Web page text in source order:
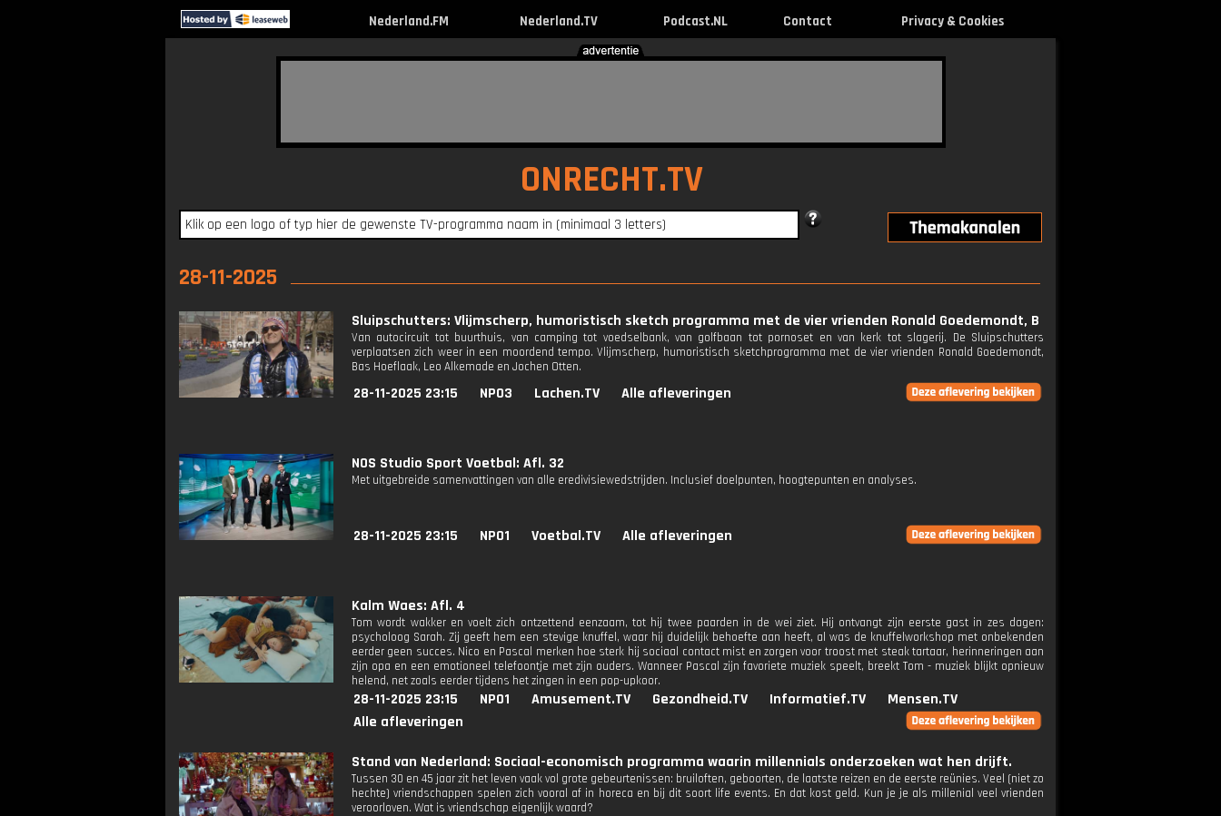
Nederland.FM Nederland.TV Podcast.NL Contact Privacy & Cookies
ONRECHT.TV
28-11-2025
Sluipschutters: Vlijmscherp, humoristisch sketch programma met de vier vrienden Ronald Goedemondt, B
Van autocircuit tot buurthuis, van camping tot voedselbank, van golfbaan tot pornoset en van kerk tot slagerij. De Sluipschutters
verplaatsen zich weer in een moordend tempo. Vlijmscherp, humoristisch sketchprogramma met de vier vrienden Ronald Goedemondt,
Bas Hoeflaak, Leo Alkemade en Jochen Otten.
28-11-2025 23:15 NPO3 Lachen.TV Alle afleveringen
NOS Studio Sport Voetbal: Afl. 32
Met uitgebreide samenvattingen van alle eredivisiewedstrijden. Inclusief doelpunten, hoogtepunten en analyses.
28-11-2025 23:15 NPO1 Voetbal.TV Alle afleveringen
Kalm Waes: Afl. 4
Tom wordt wakker en voelt zich ontzettend eenzaam, tot hij twee paarden in de wei ziet. Hij ontvangt zijn eerste gast in zes dagen:
psycholoog Sarah. Zij geeft hem een stevige knuffel, waar hij duidelijk behoefte aan heeft, al was de knuffelworkshop met onbekenden
eerder geen succes. Nico en Pascal merken hoe sterk hij sociaal contact mist en zorgen voor troost met steak tartaar, herinneringen aan
zijn opa en een emotioneel telefoontje met zijn ouders. Wanneer Pascal zijn favoriete muziek speelt, breekt Tom - muziek blijkt opnieuw
helend, net zoals eerder tijdens het zingen in een pop-upkoor.
28-11-2025 23:15 NPO1 Amusement.TV Gezondheid.TV Informatief.TV
Mensen.TV
Alle afleveringen
Stand van Nederland: Sociaal-economisch programma waarin millennials onderzoeken wat hen drijft.
Tussen 30 en 45 jaar zit het leven vaak vol grote gebeurtenissen: bruiloften, geboorten, de laatste reizen en de eerste reünies. Veel (niet zo
hechte) vriendschappen spelen zich vooral af in horeca en bij dit soort life events. En dat kost geld. Kun je je als millenial veel vrienden
veroorloven. Wat is vriendschap eigenlijk waard?